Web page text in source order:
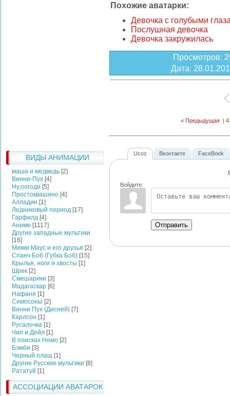
ВИДЫ АНИМАЦИИ
маша и медведь [2]
Винни-Пух [4]
Ну,погоди [5]
Простоквашино [4]
Алладин [1]
Ледниковый период [17]
Гарфилд [4]
Аниме [1117]
Другие западные мультики
[16]
Микки Маус и его друзья [2]
Спанч Боб (Губка Боб) [15]
Крылья, ноги и хвосты [1]
Шрек [2]
Смешарики [3]
Мадагаскар [6]
Нафаня [1]
Симпсоны [2]
Винни Пух (Дисней) [7]
Карлсон [1]
Русалочка [1]
Чип и Дейл [1]
В поисках Немо [2]
Бэмби [3]
Черный плащ [1]
Другие Русские мультики [8]
Рататуй [1]
АССОЦИАЦИИ АВАТАРОК
Похожие аватарки:
Девочка с голубыми
Послушная девочка
Девочка закружилась
Просмотров:
Дата:
« Предыдущая| 4
Ucoz
Войдите:
Отправить
Вконтакте FaceBook